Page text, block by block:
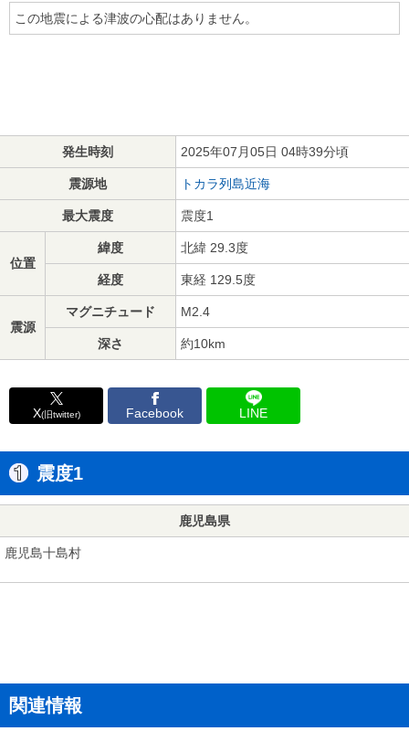
この地震による津波の心配はありません。
発生時刻 2025年07月05日 04時39分頃
震源地 トカラ列島近海
最大震度 震度1
位置
緯度 北緯 29.3度
経度 東経 129.5度
震源
マグニチュード M2.4
深さ 約10km
X(旧twitter) Facebook LINE
震度1
鹿児島県
鹿児島十島村
関連情報